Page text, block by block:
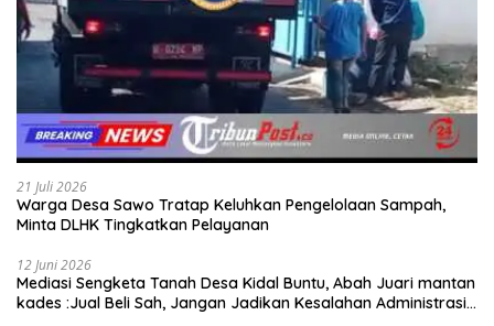
21 Juli 2026
Warga Desa Sawo Tratap Keluhkan Pengelolaan Sampah,
Minta DLHK Tingkatkan Pelayanan
12 Juni 2026
Mediasi Sengketa Tanah Desa Kidal Buntu, Abah Juari mantan
kades :Jual Beli Sah, Jangan Jadikan Kesalahan Administrasi